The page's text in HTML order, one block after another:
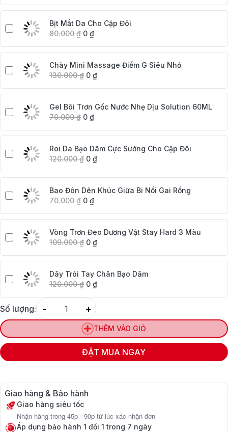
Bịt Mắt Da Cho Cặp Đôi
80.000₫ 0 ₫
Chày Mini Massage Điểm G Siêu Nhỏ
130.000₫ 0 ₫
Gel Bôi Trơn Gốc Nước Nhẹ Dịu Solution 60ML
70.000₫ 0 ₫
Roi Da Bạo Dâm Cực Sướng Cho Cặp Đôi
120.000₫ 0 ₫
Bao Đôn Dên Khúc Giữa Bi Nổi Gai Rồng
70.000₫ 0 ₫
Vòng Trơn Đeo Dương Vật Stay Hard 3 Màu
109.000₫ 0 ₫
Dây Trói Tay Chân Bạo Dâm
120.000₫ 0 ₫
Số lượng:
Quantity
- +
THÊM VÀO GIỎ
ĐẶT MUA NGAY
Giao hàng & Bảo hành
Giao hàng siêu tốc
Nhận hàng trong 45p - 90p từ lúc xác nhận đơn
Áp dụng bảo hành 1 đổi 1 trong 7 ngày